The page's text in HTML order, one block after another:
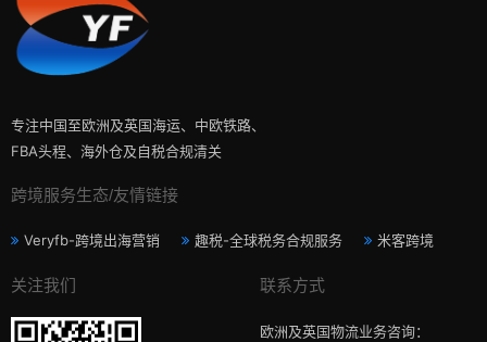
专注中国至欧洲及英国海运、中欧铁路、
FBA头程、海外仓及自税合规清关
跨境服务生态/友情链接
Veryfb-跨境出海营销 趣税-全球税务合规服务 米客跨境
关注我们 联系方式
欧洲及英国物流业务咨询：